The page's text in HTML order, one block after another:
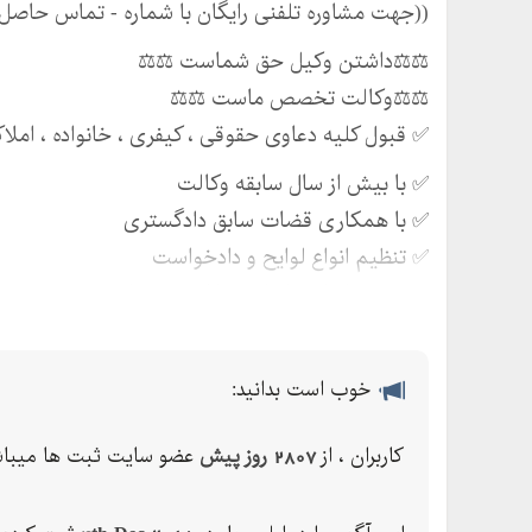
((جهت مشاوره تلفنی رایگان با شماره - تماس
⚖️⚖️داشتن وکیل حق شماست ⚖️⚖️
⚖️⚖️وکالت تخصص ماست ⚖️⚖️
✅ قبول کلیه دعاوی حقوقی ،‌ کیفری ،‌ خانواده ،‌
✅ با بیش از سال سابقه وکالت
✅ با همکاری قضات سابق دادگستری
✅ تنظیم انواع لوایح و دادخواست
نشانی : نارمک ، ضلع شرقی میدان هفت حوض ،‌
خوب است بدانید:
کاربران ، از2807 روز پیش عضو سایت ثبت ها